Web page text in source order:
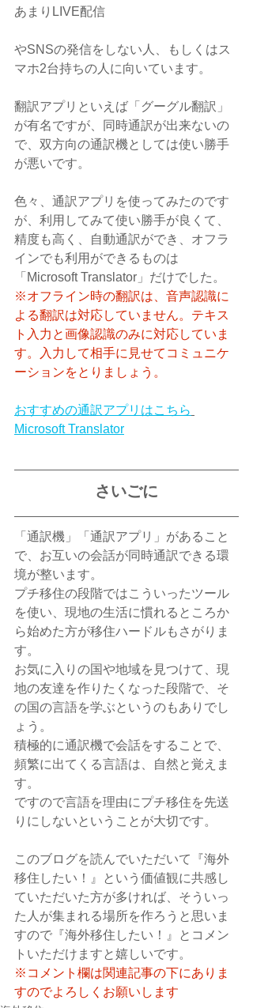
あまりLIVE配信
やSNSの発信をしない人、もしくはス
マホ2台持ちの人に向いています。
翻訳アプリといえば「グーグル翻訳」
が有名ですが、同時通訳が出来ないの
で、双方向の通訳機としては使い勝手
が悪いです。
色々、通訳アプリを使ってみたのです
が、利用してみて使い勝手が良くて、
精度も高く、自動通訳ができ、オフラ
インでも利用ができるものは
「Microsoft Translator」だけでした。
※オフライン時の翻訳は、音声認識に
よる翻訳は対応していません。テキス
ト入力と画像認識のみに対応していま
す。入力して相手に見せてコミュニケ
ーションをとりましょう。
おすすめの通訳アプリはこちら
Microsoft Translator
さいごに
「通訳機」「通訳アプリ」があること
で、お互いの会話が同時通訳できる環
境が整います。
プチ移住の段階ではこういったツール
を使い、現地の生活に慣れるところか
ら始めた方が移住ハードルもさがりま
す。
お気に入りの国や地域を見つけて、現
地の友達を作りたくなった段階で、そ
の国の言語を学ぶというのもありでし
ょう。
積極的に通訳機で会話をすることで、
頻繁に出てくる言語は、自然と覚えま
す。
ですので言語を理由にプチ移住を先送
りにしないということが大切です。
このブログを読んでいただいて『海外
移住したい！』という価値観に共感し
ていただいた方が多ければ、そういっ
た人が集まれる場所を作ろうと思いま
すので『海外移住したい！』とコメン
トいただけますと嬉しいです。
※コメント欄は関連記事の下にありま
すのでよろしくお願いします